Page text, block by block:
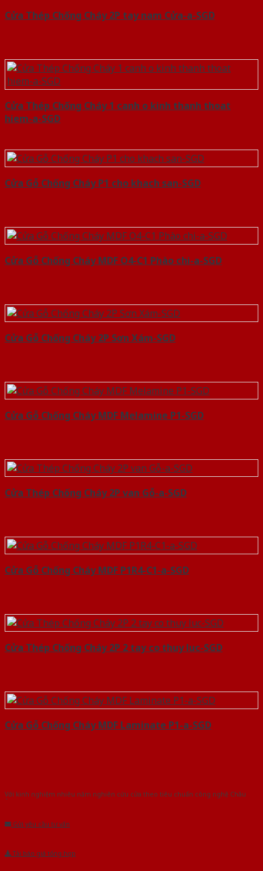
Cửa Thép Chống Cháy 2P tay nam Cửa-a-SGD
Cửa Thép Chống Cháy 1 canh o kinh thanh thoat
hiem-a-SGD
Cửa Gỗ Chống Cháy P1 cho khach san-SGD
Cửa Gỗ Chống Cháy MDF O4-C1 Phào chi-a-SGD
Cửa Gỗ Chống Cháy 2P Sơn Xám-SGD
Cửa Gỗ Chống Cháy MDF Melamine P1-SGD
Cửa Thép Chống Cháy 2P van Gỗ-a-SGD
Cửa Gỗ Chống Cháy MDF P1R4-C1-a-SGD
Cửa Thép Chống Cháy 2P 2 tay co thuy luc-SGD
Cửa Gỗ Chống Cháy MDF Laminate P1-a-SGD
Với kinh nghiệm nhiêu năm nghiên cứu cửa theo tiêu chuẩn công nghệ Châu
Gửi yêu cầu tư vấn
Tải báo giá tổng hợp